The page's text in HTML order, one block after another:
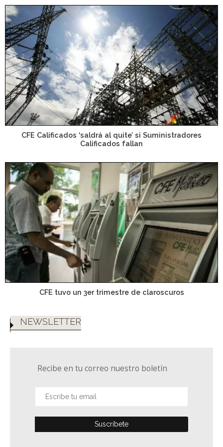
CFE Calificados ‘saldrá al quite’ si Suministradores
Calificados fallan
CFE tuvo un 3er trimestre de claroscuros
NEWSLETTER
Recibe en tu correo nuestro boletín